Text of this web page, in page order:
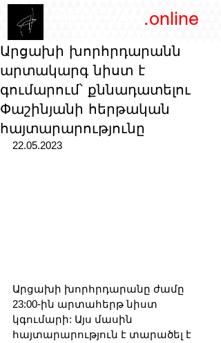
.online
Արցախի խորհրդարանն
արտակարգ նիստ է
գումարում՝ քննադատելու
Փաշինյանի հերթական
հայտարարությունը
22.05.2023
Արցախի խորհրդարանը ժամը
23:00-ին արտահերթ նիստ
կգումարի: Այս մասին
հայտարարություն է տարածել է